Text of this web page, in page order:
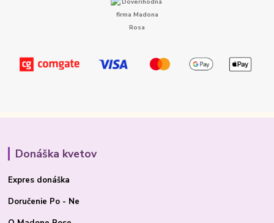
Donáška kvetov
Expres donáška
Doručenie Po - Ne